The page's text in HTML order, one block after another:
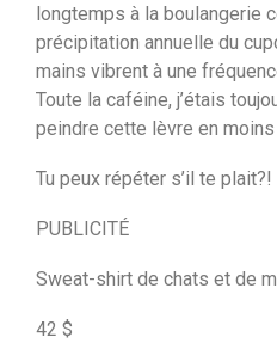
longtemps à la boulangerie
précipitation annuelle du
mains vibrent à une
Toute la caféine, j’étais
peindre cette lèvre en moins
Tu peux répéter s’il te plait?!
PUBLICITÉ
Sweat-shirt de chats et de
42 $